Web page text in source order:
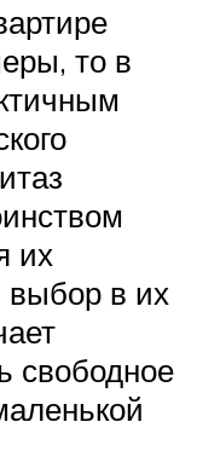
то в
их
выбор в их
свободное